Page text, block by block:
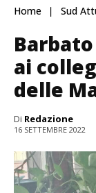
Home Sud
ai
delle
Di Redazione
16 SETTEMBRE 2022